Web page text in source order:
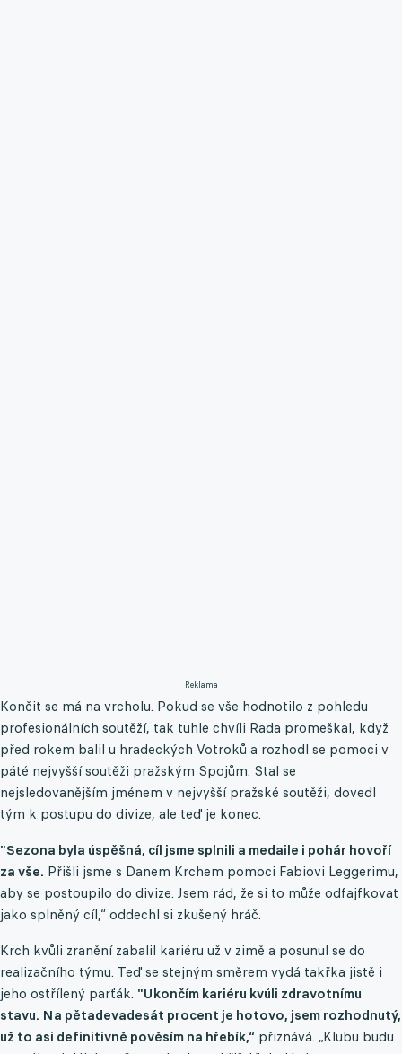
Reklama
Končit se má na vrcholu. Pokud se vše hodnotilo z pohledu
profesionálních soutěží, tak tuhle chvíli Rada promeškal, když
před rokem balil u hradeckých Votroků a rozhodl se pomoci v
páté nejvyšší soutěži pražským Spojům. Stal se
nejsledovanějším jménem v nejvyšší pražské soutěži, dovedl
tým k postupu do divize, ale teď je konec.
"Sezona byla úspěšná, cíl jsme splnili a medaile i pohár hovoří
za vše. Přišli jsme s Danem Krchem pomoci Fabiovi Leggerimu,
aby se postoupilo do divize. Jsem rád, že si to může odfajfkovat
jako splněný cíl,“ oddechl si zkušený hráč.
Krch kvůli zranění zabalil kariéru už v zimě a posunul se do
realizačního týmu. Teď se stejným směrem vydá takřka jistě i
jeho ostřílený parťák. "Ukončím kariéru kvůli zdravotnímu
stavu. Na pětadevadesát procent je hotovo, jsem rozhodnutý,
už to asi definitivně pověsím na hřebík,“ přiznává. „Klubu budu